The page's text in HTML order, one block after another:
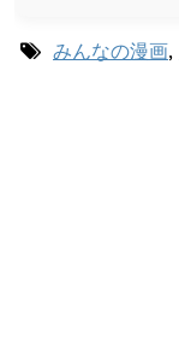
みんなの漫画,